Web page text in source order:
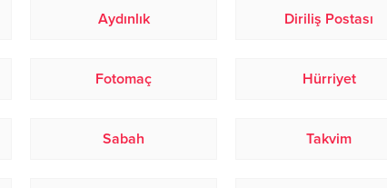
Aydınlık Diriliş Postası
Fotomaç Hürriyet
Sabah Takvim